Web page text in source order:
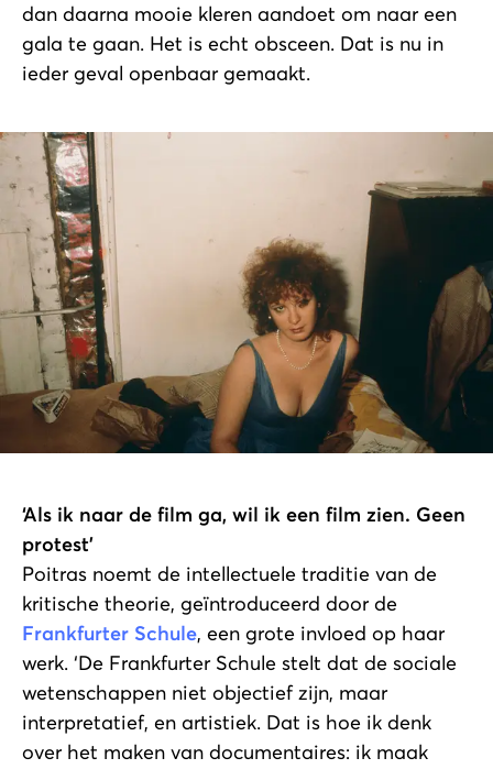
dan daarna mooie kleren aandoet om naar een
gala te gaan. Het is echt obsceen. Dat is nu in
ieder geval openbaar gemaakt.
‘Als ik naar de film ga, wil ik een film zien. Geen
protest’
Poitras noemt de intellectuele traditie van de
kritische theorie, geïntroduceerd door de
Frankfurter Schule, een grote invloed op haar
werk. ‘De Frankfurter Schule stelt dat de sociale
wetenschappen niet objectief zijn, maar
interpretatief, en artistiek. Dat is hoe ik denk
over het maken van documentaires: ik maak